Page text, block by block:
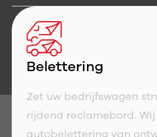
Belettering
Zet uw bedrijfswagen
rijdend reclamebord.
autobelettering van